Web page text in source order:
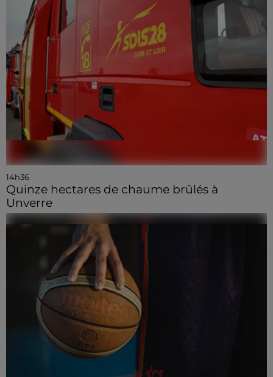
14h36
Quinze hectares de chaume brûlés à
Unverre